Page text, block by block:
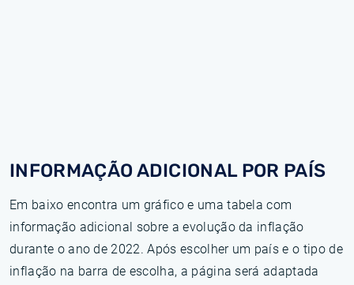
INFORMAÇÃO ADICIONAL POR PAÍS
Em baixo encontra um gráfico e uma tabela com
informação adicional sobre a evolução da inflação
durante o ano de 2022. Após escolher um país e o tipo de
inflação na barra de escolha, a página será adaptada